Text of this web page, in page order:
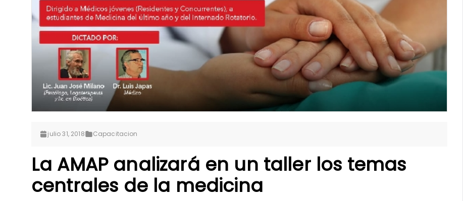
julio 31, 2018 Capacitacion
La AMAP analizará en un taller los temas
centrales de la medicina